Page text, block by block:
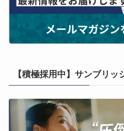
【積極採用中】サンブリッ